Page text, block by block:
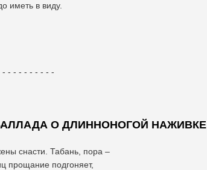
иметь в виду.
- - - - - - - - -
О ДЛИННОНОГОЙ НАЖИВКЕ
снасти. Табань, пора –
прощание подгоняет,